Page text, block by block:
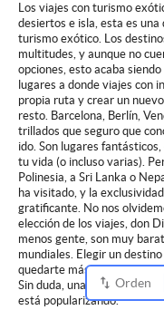
Los viajes con turismo
desiertos e isla, esta es
turismo exótico. Los
multitudes, y aunque no
opciones, esto acaba
lugares a donde viajes con
propia ruta y crear un
resto. Barcelona, Berlín,
trillados que seguro que
ido. Son lugares
tu vida (o incluso varias).
Polinesia, a Sri Lanka o
ha visitado, y la
gratificante. No nos
elección de los viajes, don
menos gente, son muy
mundiales. Elegir un
quedarte más tiempo,
Sin duda, una de las
está popularizando.
Orden